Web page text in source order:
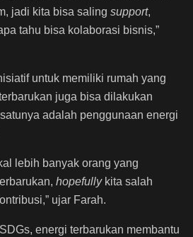
jadi kita bisa saling support,
tahu bisa kolaborasi bisnis,”
untuk memiliki rumah yang
juga bisa dilakukan
adalah penggunaan energi
lebih banyak orang yang
hopefully kita salah
ujar Farah.
energi terbarukan membantu